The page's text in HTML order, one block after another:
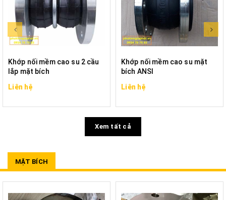
Khớp nối mềm cao su 2 cầu
lắp mặt bích
Liên hệ
Khớp nối mềm cao su mặt
bích ANSI
Liên hệ
Xem tất cả
MẶT BÍCH